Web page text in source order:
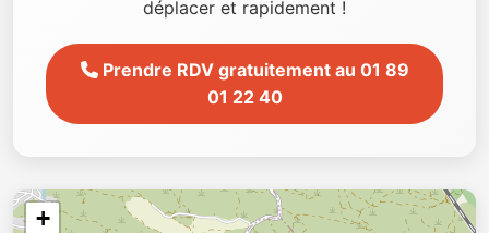
déplacer et rapidement !
Prendre RDV gratuitement au 01 89
01 22 40
+